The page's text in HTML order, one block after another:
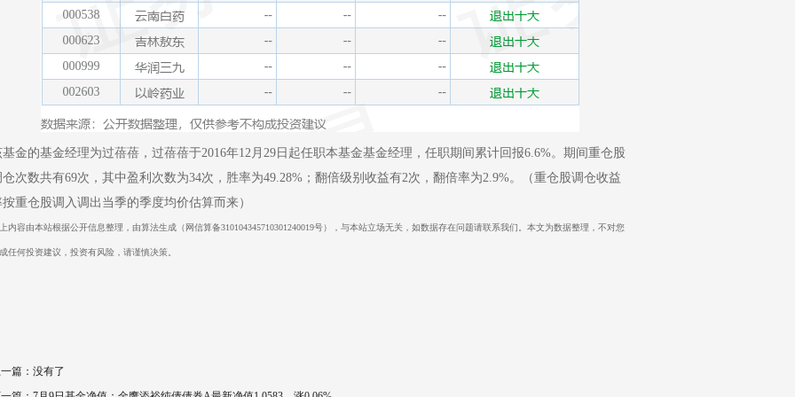
基金的基金经理为过蓓蓓，过蓓蓓于2016年12月29日起任职本基金基金经理，任职期间累计回报6.6%。期间重仓股
仓次数共有69次，其中盈利次数为34次，胜率为49.28%；翻倍级别收益有2次，翻倍率为2.9%。（重仓股调仓收益
按重仓股调入调出当季的季度均价估算而来）
内容由本站根据公开信息整理，由算法生成（网信算备310104345710301240019号），与本站立场无关，如数据存在问题请联系我们。本文为数据整理，不对您
任何投资建议，投资有风险，请谨慎决策。
篇：没有了